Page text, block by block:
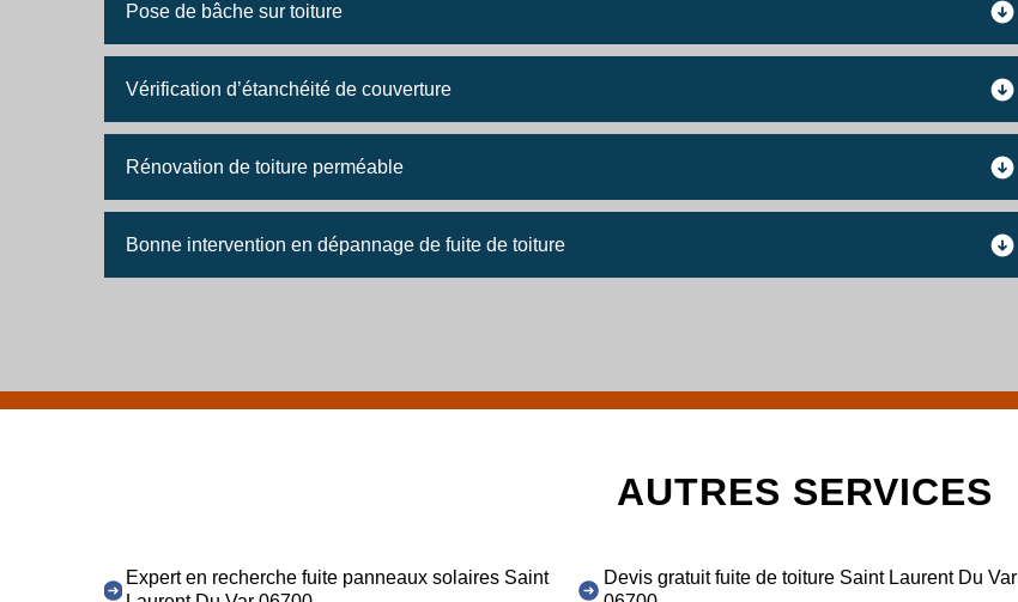
Pose de bâche sur toiture
Vérification d’étanchéité de couverture
Rénovation de toiture perméable
Bonne intervention en dépannage de fuite de toiture
AUTRES SERVICES
Expert en recherche fuite panneaux solaires Saint
Devis gratuit fuite de toiture Saint Laurent Du Var